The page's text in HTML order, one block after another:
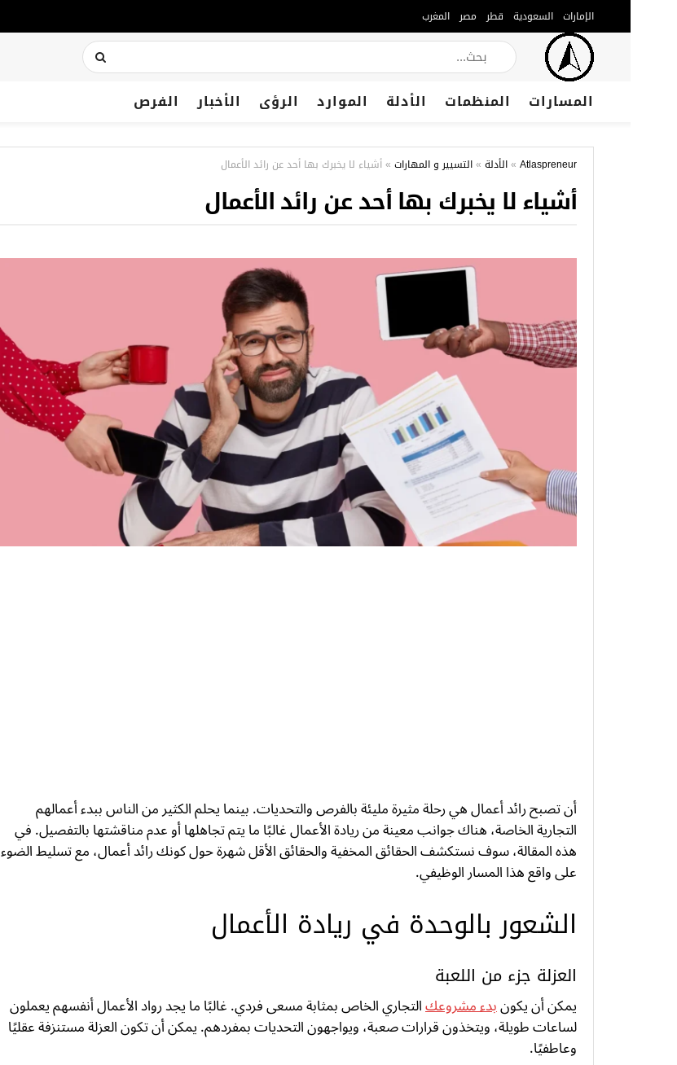
الإمارات السعودية قطر مصر المغرب
المسارات المنظمات الأدلة الموارد الرؤى الأخبار الفرص
Atlaspreneur
»الأدلة »التسيير و المهارات »أشياء لا يخبرك بها أحد عن رائد الأعمال
أشياء لا يخبرك بها أحد عن رائد الأعمال
أن تصبح رائد أعمال هي رحلة مثيرة مليئة بالفرص والتحديات. بينما يحلم الكثير من الناس ببدء أعمالهم
التجارية الخاصة، هناك جوانب معينة من ريادة الأعمال غالبًا ما يتم تجاهلها أو عدم مناقشتها بالتفصيل. في
هذه المقالة، سوف نستكشف الحقائق المخفية والحقائق الأقل شهرة حول كونك رائد أعمال، مع تسليط الضوء
على واقع هذا المسار الوظيفي.
الشعور بالوحدة في ريادة الأعمال
العزلة جزء من اللعبة
يمكن أن يكونبدء مشروعكالتجاري الخاص بمثابة مسعى فردي. غالبًا ما يجد رواد الأعمال أنفسهم يعملون
لساعات طويلة، ويتخذون قرارات صعبة، ويواجهون التحديات بمفردهم. يمكن أن تكون العزلة مستنزفة عقليًا
وعاطفيًا.